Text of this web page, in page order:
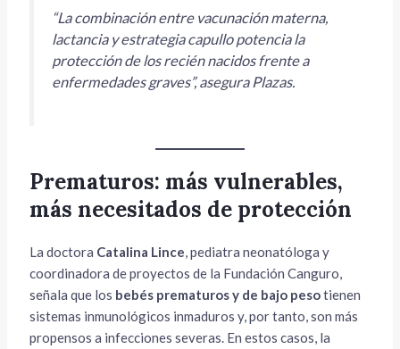
“La combinación entre vacunación materna,
lactancia y estrategia capullo potencia la
protección de los recién nacidos frente a
enfermedades graves”, asegura Plazas.
Prematuros: más vulnerables,
más necesitados de protección
La doctora Catalina Lince, pediatra neonatóloga y
coordinadora de proyectos de la Fundación Canguro,
señala que los bebés prematuros y de bajo pesotienen
sistemas inmunológicos inmaduros y, por tanto, son más
propensos a infecciones severas. En estos casos, la